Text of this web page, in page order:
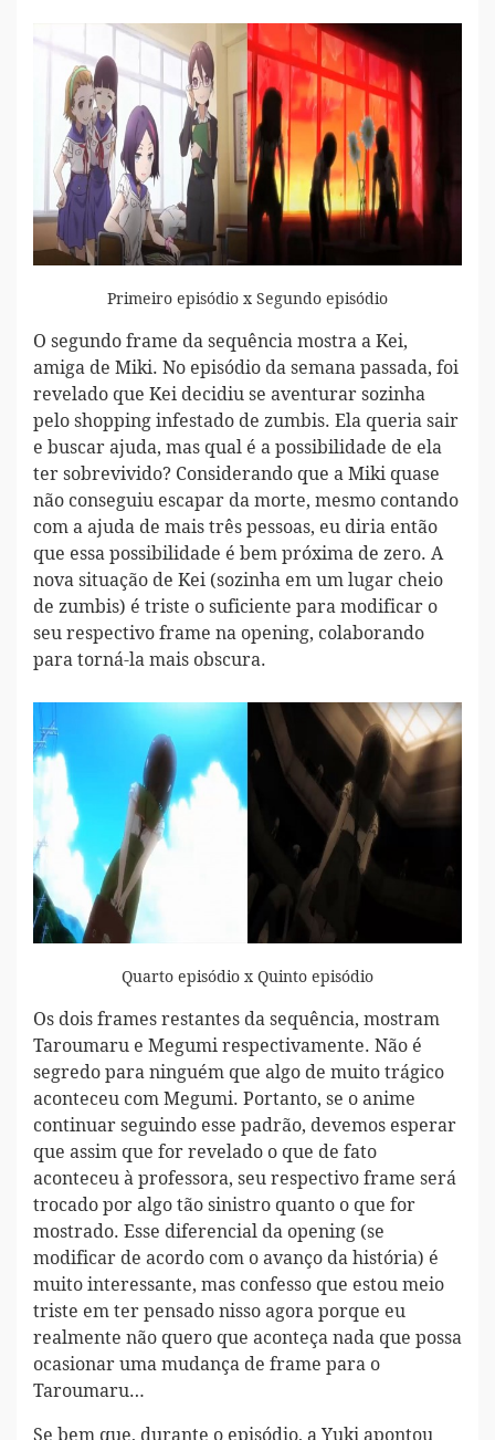
Primeiro episódio x Segundo episódio
O segundo frame da sequência mostra a Kei,
amiga de Miki. No episódio da semana passada, foi
revelado que Kei decidiu se aventurar sozinha
pelo shopping infestado de zumbis. Ela queria sair
e buscar ajuda, mas qual é a possibilidade de ela
ter sobrevivido? Considerando que a Miki quase
não conseguiu escapar da morte, mesmo contando
com a ajuda de mais três pessoas, eu diria então
que essa possibilidade é bem próxima de zero. A
nova situação de Kei (sozinha em um lugar cheio
de zumbis) é triste o suficiente para modificar o
seu respectivo frame na opening, colaborando
para torná-la mais obscura.
Quarto episódio x Quinto episódio
Os dois frames restantes da sequência, mostram
Taroumaru e Megumi respectivamente. Não é
segredo para ninguém que algo de muito trágico
aconteceu com Megumi. Portanto, se o anime
continuar seguindo esse padrão, devemos esperar
que assim que for revelado o que de fato
aconteceu à professora, seu respectivo frame será
trocado por algo tão sinistro quanto o que for
mostrado. Esse diferencial da opening (se
modificar de acordo com o avanço da história) é
muito interessante, mas confesso que estou meio
triste em ter pensado nisso agora porque eu
realmente não quero que aconteça nada que possa
ocasionar uma mudança de frame para o
Taroumaru…
Se bem que, durante o episódio, a Yuki apontou